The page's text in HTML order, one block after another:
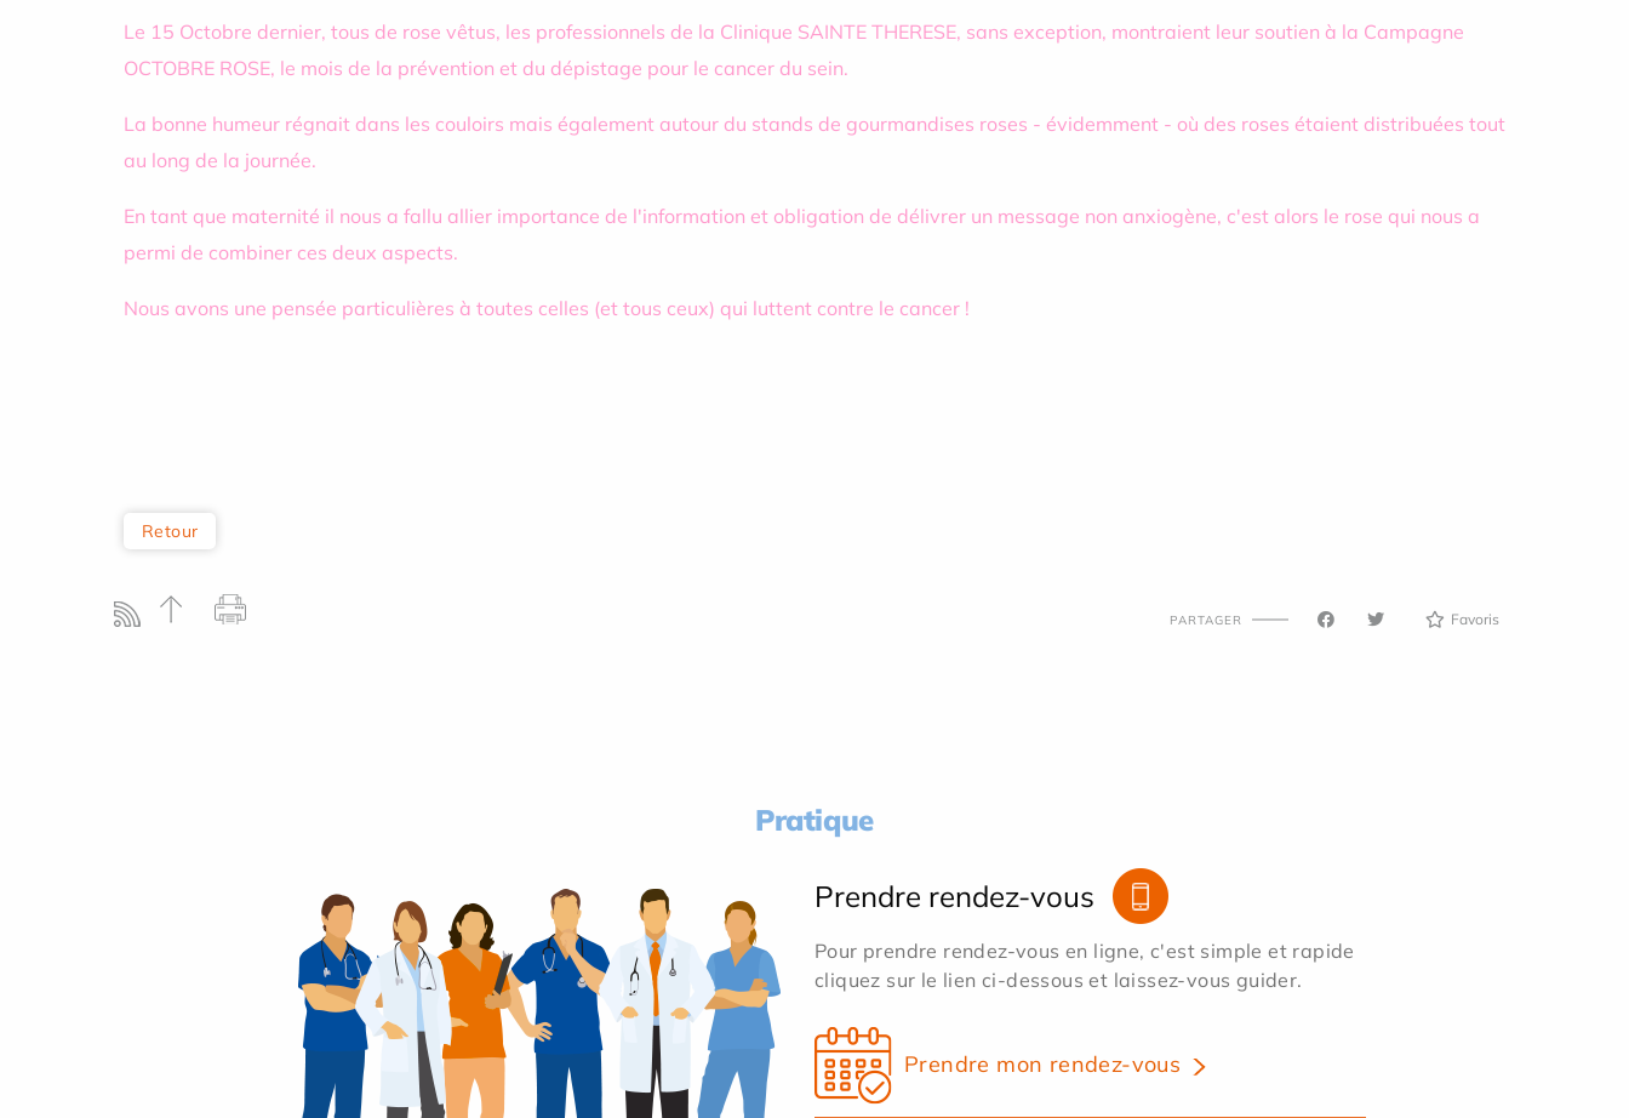
Le 15 Octobre dernier, tous de rose vêtus, les professionnels de la Clinique SAINTE THERESE, sans exception, montraient leur soutien à la Campagne
OCTOBRE ROSE, le mois de la prévention et du dépistage pour le cancer du sein.
La bonne humeur régnait dans les couloirs mais également autour du stands de gourmandises roses - évidemment - où des roses étaient distribuées tout
au long de la journée.
En tant que maternité il nous a fallu allier importance de l'information et obligation de délivrer un message non anxiogène, c'est alors le rose qui nous a
permi de combiner ces deux aspects.
Nous avons une pensée particulières à toutes celles (et tous ceux) qui luttent contre le cancer !
Retour
PARTAGER Favoris
Pratique
Prendre rendez-vous
Pour prendre rendez-vous en ligne, c'est simple et rapide
cliquez sur le lien ci-dessous et laissez-vous guider.
Prendre mon rendez-vous